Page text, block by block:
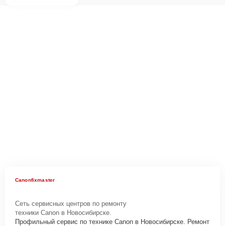
Canonfixmaster
Сеть сервисных центров по ремонту
техники Canon в Новосибирске.
Профильный сервис по технике Canon в Новосибирске. Ремонт